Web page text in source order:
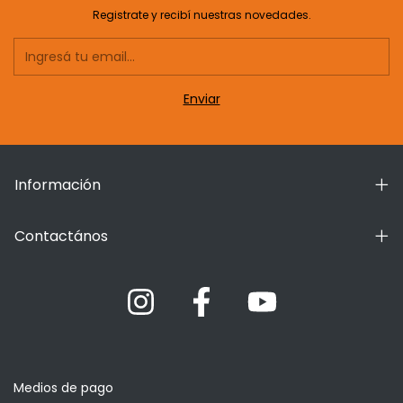
Registrate y recibí nuestras novedades.
Información
Contactános
Medios de pago